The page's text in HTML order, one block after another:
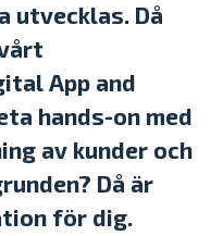
utvecklas. Då
App and
hands-on med
av kunder och
Då är
för dig.